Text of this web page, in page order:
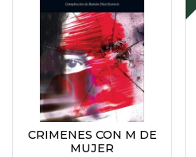
CRIMENES CON M DE
MUJER